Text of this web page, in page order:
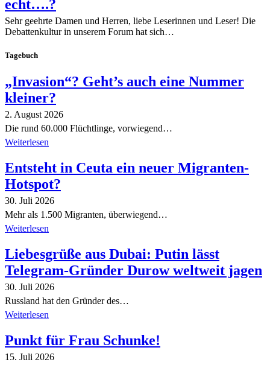
echt….?
Sehr geehrte Damen und Herren, liebe Leserinnen und Leser! Die
Debattenkultur in unserem Forum hat sich…
Tagebuch
„Invasion“? Geht’s auch eine Nummer
kleiner?
2. August 2026
Die rund 60.000 Flüchtlinge, vorwiegend…
Weiterlesen
Entsteht in Ceuta ein neuer Migranten-
Hotspot?
30. Juli 2026
Mehr als 1.500 Migranten, überwiegend…
Weiterlesen
Liebesgrüße aus Dubai: Putin lässt
Telegram-Gründer Durow weltweit jagen
30. Juli 2026
Russland hat den Gründer des…
Weiterlesen
Punkt für Frau Schunke!
15. Juli 2026